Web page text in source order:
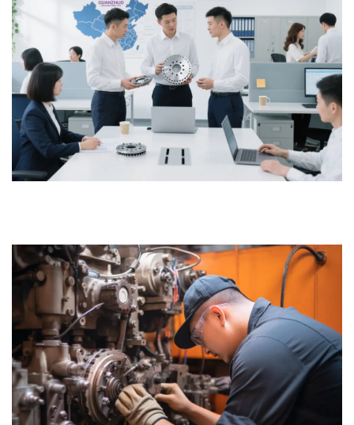
5. Nos comprometemos a optimizar continuamente nuestros
procesos de servicio para garantizar la satisfacción del cliente y la
cooperación a largo plazo.